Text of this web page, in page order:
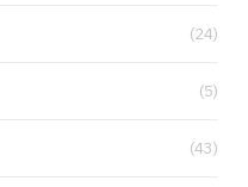
(24)
(5)
(43)